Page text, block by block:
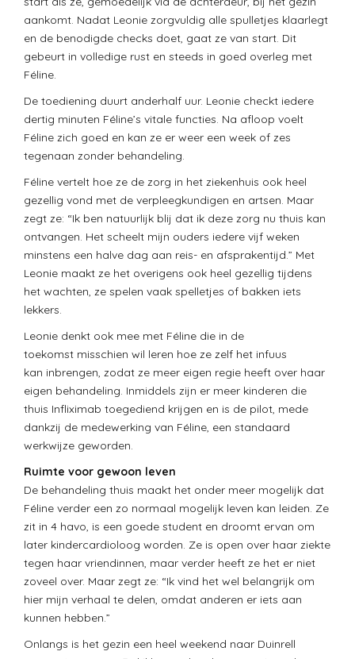
aankomt. Nadat Leonie zorgvuldig alle spulletjes klaarlegt
en de benodigde checks doet, gaat ze van start. Dit
gebeurt in volledige rust en steeds in goed overleg met
Féline.
De toediening duurt anderhalf uur. Leonie checkt iedere
dertig minuten Féline’s vitale functies. Na afloop voelt
Féline zich goed en kan ze er weer een week of zes
tegenaan zonder behandeling.
Féline vertelt hoe ze de zorg in het ziekenhuis ook heel
gezellig vond met de verpleegkundigen en artsen. Maar
zegt ze: “Ik ben natuurlijk blij dat ik deze zorg nu thuis kan
ontvangen. Het scheelt mijn ouders iedere vijf weken
minstens een halve dag aan reis- en afsprakentijd.” Met
Leonie maakt ze het overigens ook heel gezellig tijdens
het wachten, ze spelen vaak spelletjes of bakken iets
lekkers.
Leonie denkt ook mee met Féline die in de
toekomst misschien wil leren hoe ze zelf het infuus
kan inbrengen, zodat ze meer eigen regie heeft over haar
eigen behandeling. Inmiddels zijn er meer kinderen die
thuis Infliximab toegediend krijgen en is de pilot, mede
dankzij de medewerking van Féline, een standaard
werkwijze geworden.
Ruimte voor gewoon leven
De behandeling thuis maakt het onder meer mogelijk dat
Féline verder een zo normaal mogelijk leven kan leiden. Ze
zit in 4 havo, is een goede student en droomt ervan om
later kindercardioloog worden. Ze is open over haar ziekte
tegen haar vriendinnen, maar verder heeft ze het er niet
zoveel over. Maar zegt ze: “Ik vind het wel belangrijk om
hier mijn verhaal te delen, omdat anderen er iets aan
kunnen hebben.”
Onlangs is het gezin een heel weekend naar Duinrell